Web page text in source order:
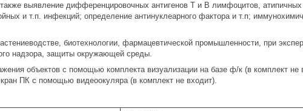
выявление дифференцировочных антигенов Т и В лимфоцитов, атипичных
и т.п. инфекций; определение антинуклеарного фактора и т.п;
биотехнологии, фармацевтической промышленности, при
надзора, защиты окружающей среды.
объектов с помощью комплекта визуализации на базе ф/к (в комплект не
ПК с помощью видеоокуляра (в комплект не входит).